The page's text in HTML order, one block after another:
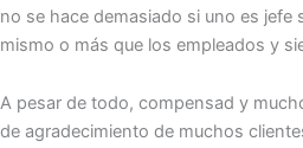
no se hace demasiado si uno es jefe
mismo o más que los empleados y
A pesar de todo, compensad y
de agradecimiento de muchos